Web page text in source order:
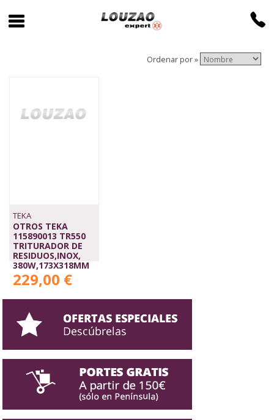
Ordenar por »
TEKA
OTROS TEKA
115890013 TR550
TRITURADOR DE
RESIDUOS,INOX,
380W,173X318MM
229,00 €